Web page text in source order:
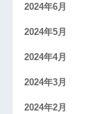
2024年6月
2024年5月
2024年4月
2024年3月
2024年2月